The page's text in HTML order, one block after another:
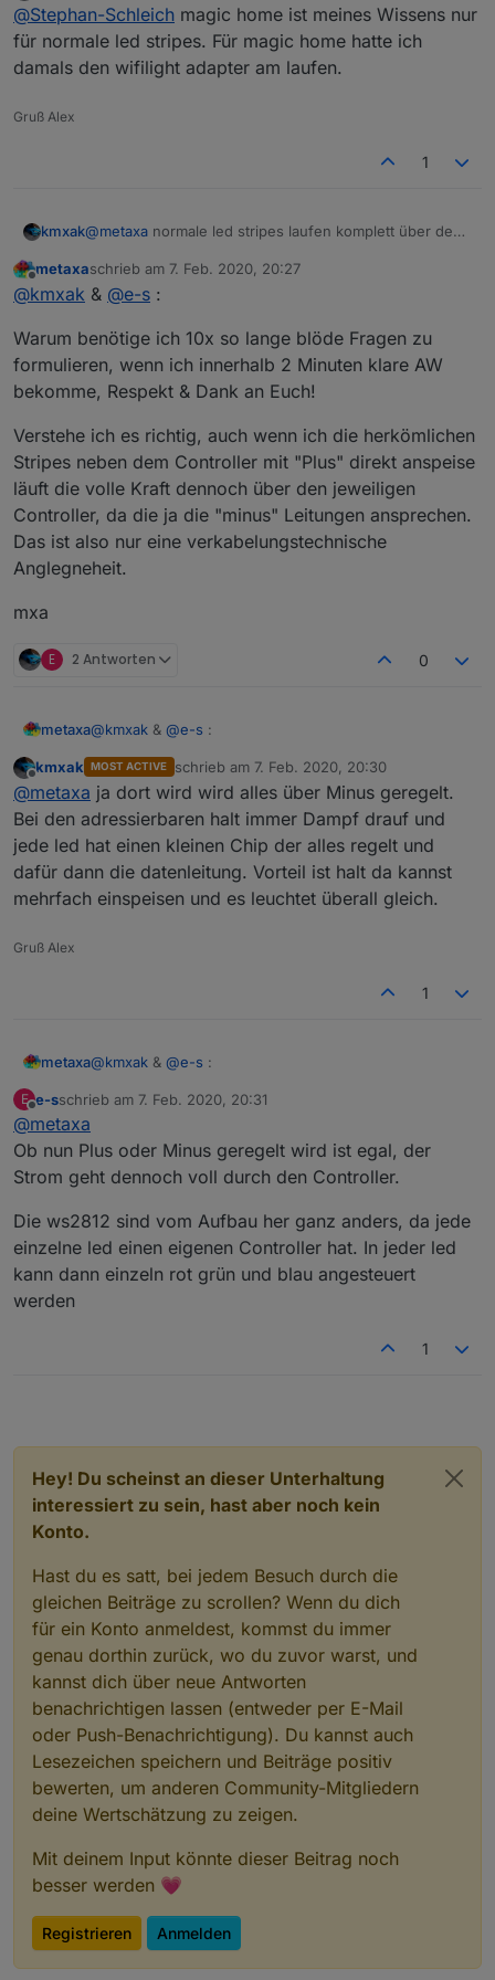
Offline
@Stephan-Schleich magic home ist meines Wissens nur
für normale led stripes. Für magic home hatte ich
damals den wifilight adapter am laufen.
Gruß Alex
1
kmxak@metaxa
Strom drauf geben. Der Controller übernimmt hier nur
die datenleitung.
Offline
metaxaschrieb am 7. Feb. 2020, 20:27
zuletzt editiert von
@kmxak & @e-s :
Warum benötige ich 10x so lange blöde Fragen zu
formulieren, wenn ich innerhalb 2 Minuten klare AW
bekomme, Respekt & Dank an Euch!
Verstehe ich es richtig, auch wenn ich die herkömlichen
Stripes neben dem Controller mit "Plus" direkt anspeise
läuft die volle Kraft dennoch über den jeweiligen
Controller, da die ja die "minus" Leitungen ansprechen.
Das ist also nur eine verkabelungstechnische
Anglegneheit.
mxa
E 2 Antworten 0
metaxa@kmxak & @e-s :
Warum benötige ich 10x so lange blöde Fragen zu
formulieren, wenn ich innerhalb 2 Minuten klare AW
bekomme, Respekt & Dank an Euch!
Verstehe ich es richtig, auch wenn ich die
herkömlichen Stripes neben dem Controller mit "Plus"
direkt anspeise läuft die volle Kraft dennoch über den
jeweiligen Controller, da die ja die "minus" Leitungen
ansprechen. Das ist also nur eine
mxa
Offline
kmxak MOST ACTIVE schrieb am 7. Feb. 2020, 20:30
zuletzt editiert von
@metaxa ja dort wird wird alles über Minus geregelt.
Bei den adressierbaren halt immer Dampf drauf und
jede led hat einen kleinen Chip der alles regelt und
dafür dann die datenleitung. Vorteil ist halt da kannst
mehrfach einspeisen und es leuchtet überall gleich.
Gruß Alex
1
metaxa@kmxak & @e-s :
Warum benötige ich 10x so lange blöde Fragen zu
bekomme, Respekt & Dank an Euch!
Verstehe ich es richtig, auch wenn ich die
herkömlichen Stripes neben dem Controller mit "Plus"
direkt anspeise läuft die volle Kraft dennoch über den
ansprechen. Das ist also nur eine
verkabelungstechnische Anglegneheit.
mxa
E
Offline
e-sschrieb am 7. Feb. 2020, 20:31
zuletzt editiert von
@metaxa
Ob nun Plus oder Minus geregelt wird ist egal, der
Strom geht dennoch voll durch den Controller.
Die ws2812 sind vom Aufbau her ganz anders, da jede
einzelne led einen eigenen Controller hat. In jeder led
kann dann einzeln rot grün und blau angesteuert
werden
1
Hey! Du scheinst an dieser Unterhaltung
interessiert zu sein, hast aber noch kein
Konto.
Hast du es satt, bei jedem Besuch durch die
gleichen Beiträge zu scrollen? Wenn du dich
für ein Konto anmeldest, kommst du immer
genau dorthin zurück, wo du zuvor warst, und
kannst dich über neue Antworten
benachrichtigen lassen (entweder per E-Mail
oder Push-Benachrichtigung). Du kannst auch
Lesezeichen speichern und Beiträge positiv
bewerten, um anderen Community-Mitgliedern
deine Wertschätzung zu zeigen.
Mit deinem Input könnte dieser Beitrag noch
besser werden 💗
Registrieren Anmelden